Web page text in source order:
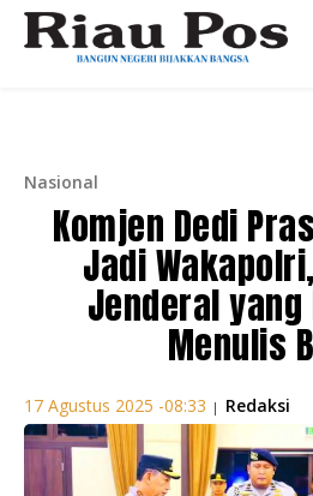
Nasional
Komjen Dedi
Jadi
Jenderal
Menulis
17 Agustus 2025 -08:33 | Redaksi